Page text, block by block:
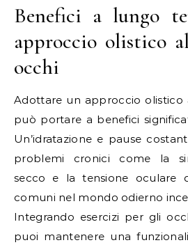
Benefici a lungo
approccio olistico
occhi
Adottare un approccio olistico
può portare a benefici
Un’idratazione e pause
problemi cronici come la
secco e la tensione oculare
comuni nel mondo odierno
Integrando esercizi per gli
puoi mantenere una